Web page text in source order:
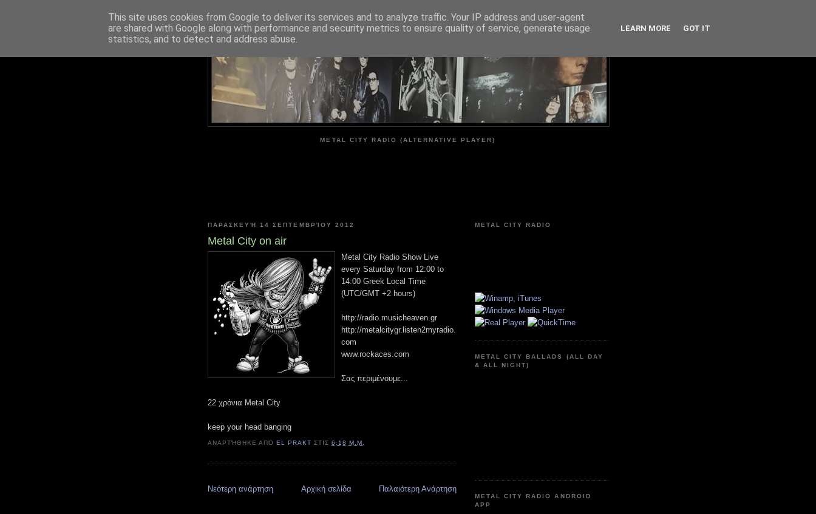
METAL CITY
METAL CITY RADIO (ALTERNATIVE PLAYER)
ΠΑΡΑΣΚΕΥΉ 14 ΣΕΠΤΕΜΒΡΊΟΥ 2012
Metal City on air
Metal City Radio Show Live
every Saturday from 12:00 to
14:00 Greek Local Time
(UTC/GMT +2 hours)
http://radio.musicheaven.gr
http://metalcitygr.listen2myradio.
com
www.rockaces.com
Σας περιμένουμε...
22 χρόνια Metal City
keep your head banging
ΑΝΑΡΤΉΘΗΚΕ ΑΠΌEL PRAKT ΣΤΙΣ6:18 Μ.Μ.
Νεότερη ανάρτηση Παλαιότερη Ανάρτηση
Αρχική σελίδα
METAL CITY RADIO
METAL CITY BALLADS (ALL DAY
& ALL NIGHT)
METAL CITY RADIO ANDROID
APP
This site uses cookies from Google to deliver its services and to analyze traffic. Your IP address and user-agent
are shared with Google along with performance and security metrics to ensure quality of service, generate usage
statistics, and to detect and address abuse.
LEARN MORE GOT IT